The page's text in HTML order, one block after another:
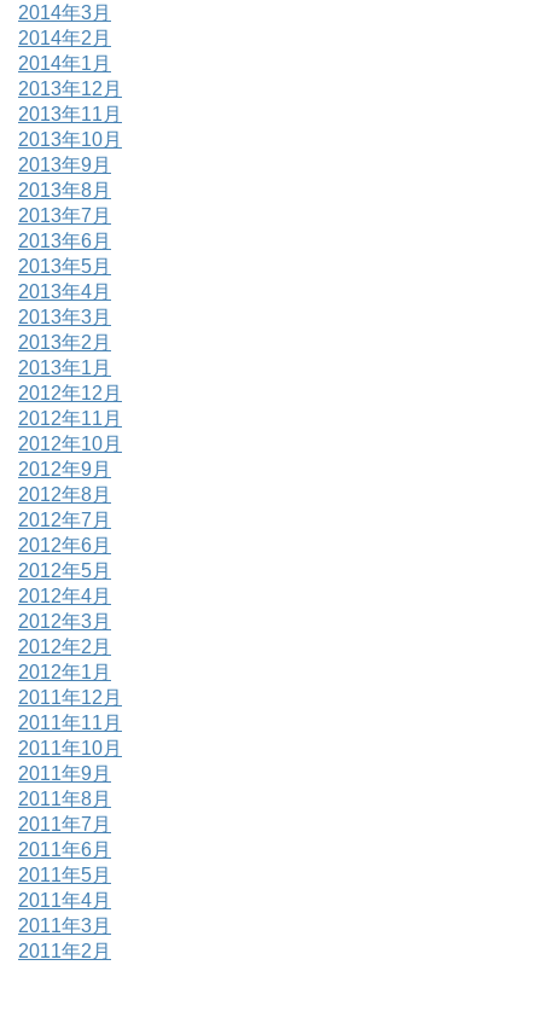
2014年3月
2014年2月
2014年1月
2013年12月
2013年11月
2013年10月
2013年9月
2013年8月
2013年7月
2013年6月
2013年5月
2013年4月
2013年3月
2013年2月
2013年1月
2012年12月
2012年11月
2012年10月
2012年9月
2012年8月
2012年7月
2012年6月
2012年5月
2012年4月
2012年3月
2012年2月
2012年1月
2011年12月
2011年11月
2011年10月
2011年9月
2011年8月
2011年7月
2011年6月
2011年5月
2011年4月
2011年3月
2011年2月